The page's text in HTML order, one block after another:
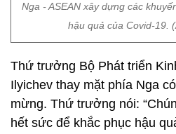
Nga - ASEAN xây dựng các
hậu quả của Covid-19.
Thứ trưởng Bộ Phát triển
Ilyichev thay mặt phía Nga
mừng. Thứ trưởng nói:
hết sức để khắc phục hậu